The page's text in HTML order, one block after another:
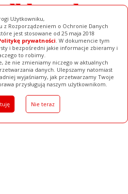
Użytkowniku,
z Rozporządzeniem o Ochronie Danych
jest stosowane od 25 maja 2018
prywatności. W dokumencie tym
i bezpośredni jakie informacje zbieramy i
to robimy.
że nie zmieniamy niczego w aktualnych
danych. Ulepszamy natomiast
wyjaśniamy, jak przetwarzamy Twoje
przysługują naszym użytkownikom.
Nie teraz
Galerie Baza Firm Pełna Wersja